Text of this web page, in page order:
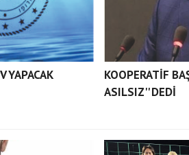
YAPACAK
KOOPERATİF
ASILSIZ'' DEDİ